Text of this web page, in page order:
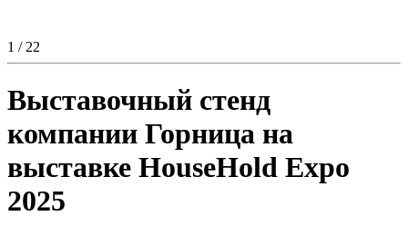
1 / 22
Выставочный стенд
компании Горница на
выставке HouseHold Expo
2025